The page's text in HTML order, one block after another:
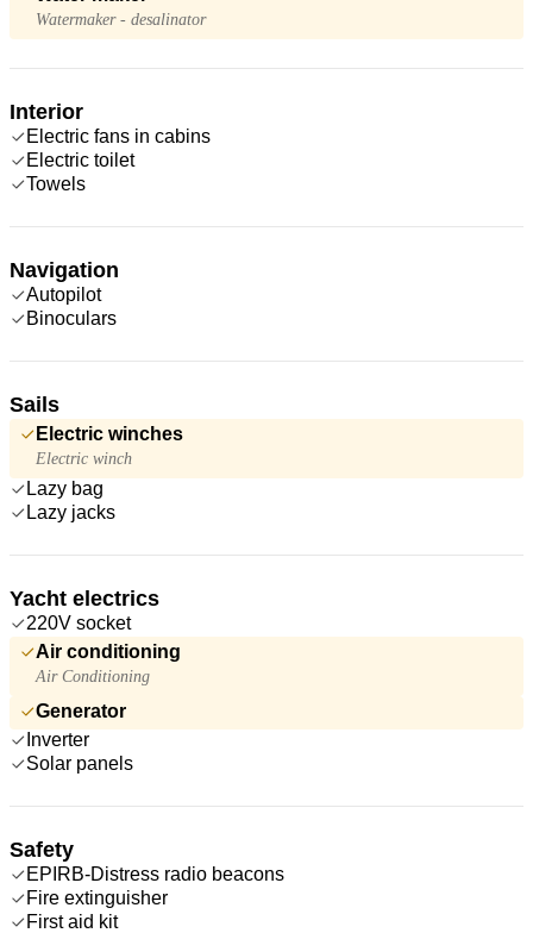
Watermaker - desalinator
Interior
Electric fans in cabins
Electric toilet
Towels
Navigation
Autopilot
Binoculars
Sails
Electric winches
Electric winch
Lazy bag
Lazy jacks
Yacht electrics
220V socket
Air conditioning
Air Conditioning
Generator
Inverter
Solar panels
Safety
EPIRB-Distress radio beacons
Fire extinguisher
First aid kit